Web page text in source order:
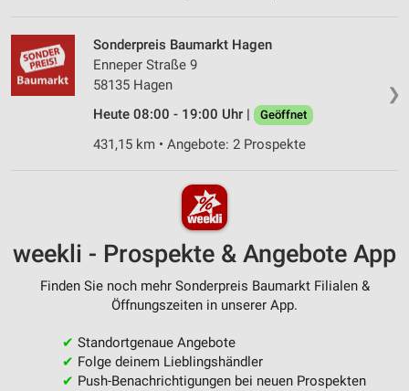
❯
Sonderpreis Baumarkt Hagen
Enneper Straße 9
58135 Hagen
Heute 08:00 - 19:00 Uhr |
Geöffnet
431,15 km • Angebote: 2 Prospekte
weekli - Prospekte & Angebote App
Finden Sie noch mehr Sonderpreis Baumarkt Filialen &
Öffnungszeiten in unserer App.
✔ Standortgenaue Angebote
✔ Folge deinem Lieblingshändler
✔ Push-Benachrichtigungen bei neuen Prospekten